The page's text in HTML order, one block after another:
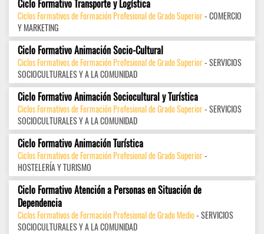
Ciclo Formativo Transporte y Logística
Ciclos Formativos de Formación Profesional de Grado Superior- COMERCIO
Y MARKETING
Ciclo Formativo Animación Socio-Cultural
Ciclos Formativos de Formación Profesional de Grado Superior- SERVICIOS
SOCIOCULTURALES Y A LA COMUNIDAD
Ciclo Formativo Animación Sociocultural y Turística
Ciclos Formativos de Formación Profesional de Grado Superior- SERVICIOS
SOCIOCULTURALES Y A LA COMUNIDAD
Ciclo Formativo Animación Turística
Ciclos Formativos de Formación Profesional de Grado Superior-
HOSTELERÍA Y TURISMO
Ciclo Formativo Atención a Personas en Situación de
Dependencia
Ciclos Formativos de Formación Profesional de Grado Medio- SERVICIOS
SOCIOCULTURALES Y A LA COMUNIDAD